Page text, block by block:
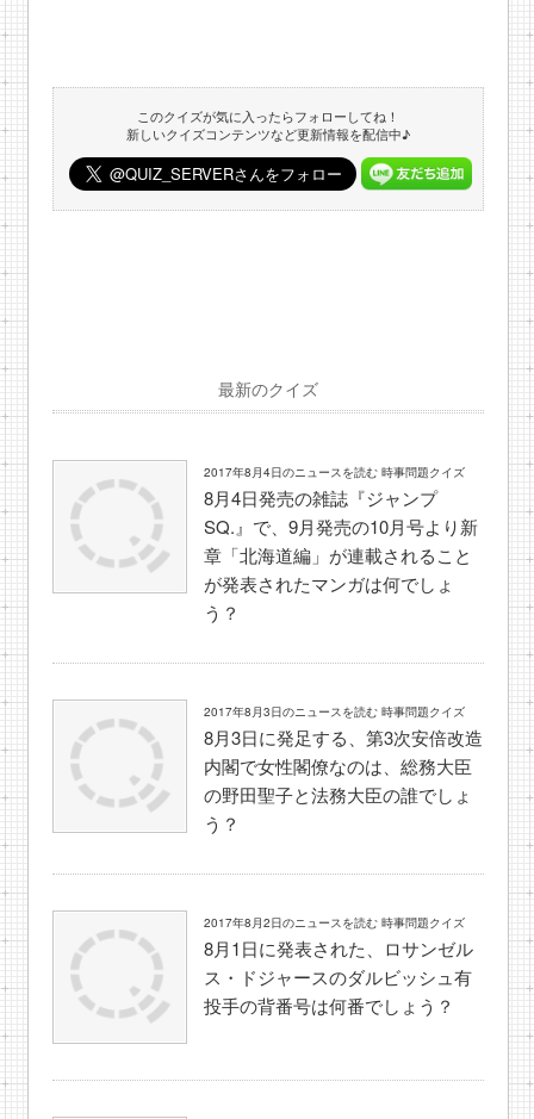
このクイズが気に入ったらフォローしてね！
新しいクイズコンテンツなど更新情報を配信中♪
最新のクイズ
2017年8月4日のニュースを読む 時事問題クイズ
8月4日発売の雑誌『ジャンプ
SQ.』で、9月発売の10月号より新
章「北海道編」が連載されること
が発表されたマンガは何でしょ
う？
2017年8月3日のニュースを読む 時事問題クイズ
8月3日に発足する、第3次安倍改造
内閣で女性閣僚なのは、総務大臣
の野田聖子と法務大臣の誰でしょ
う？
2017年8月2日のニュースを読む 時事問題クイズ
8月1日に発表された、ロサンゼル
ス・ドジャースのダルビッシュ有
投手の背番号は何番でしょう？